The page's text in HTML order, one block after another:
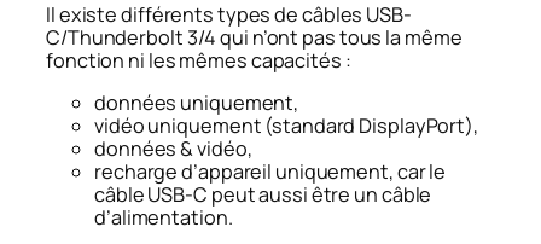
Il existe différents types de câbles USB-
C/Thunderbolt 3/4 qui n’ont pas tous la même
fonction ni les mêmes capacités :
données uniquement,
vidéo uniquement (standard DisplayPort),
données & vidéo,
recharge d’appareil uniquement, car le
câble USB-C peut aussi être un câble
d’alimentation.